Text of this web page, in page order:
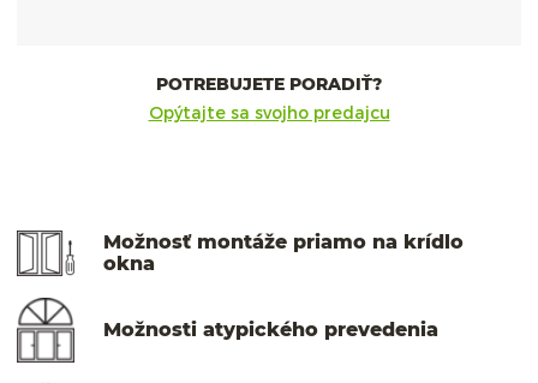
POTREBUJETE PORADIŤ?
Opýtajte sa svojho predajcu
Možnosť montáže priamo na krídlo
okna
Možnosti atypického prevedenia